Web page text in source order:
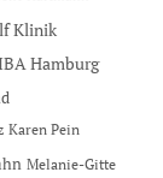
Klinik
Hamburg
Karen Pein
Melanie-Gitte